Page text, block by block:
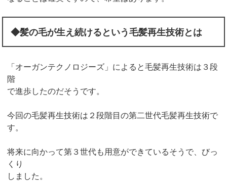
◆髪の毛が生え続けるという毛髪再生技術とは
「オーガンテクノロジーズ」によると毛髪再生技術は３段
階
で進歩したのだそうです。
今回の毛髪再生技術は２段階目の第二世代毛髪再生技術で
す。
将来に向かって第３世代も用意ができているそうで、びっ
くり
しました。